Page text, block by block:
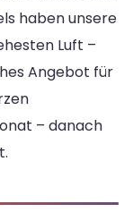
haben unsere
Luft –
Angebot für
– danach